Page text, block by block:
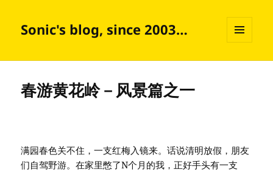
Sonic's blog, since 2003…
挂件
春游黄花岭－风景篇之一
满园春色关不住，一支红梅入镜来。话说清明放假，朋友
们自驾野游。在家里憋了N个月的我，正好手头有一支